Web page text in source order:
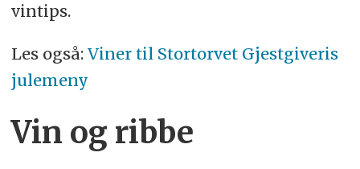
vintips.
Les også:Viner til Stortorvet Gjestgiveris
julemeny
Vin og ribbe